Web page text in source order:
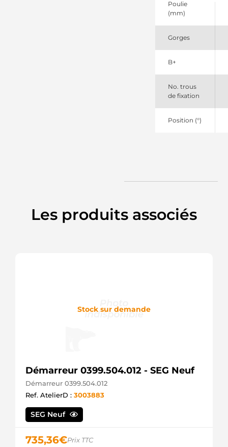
Poulie
(mm)
Gorges
B+
No. trous
de fixation
Position (°)
Les produits associés
Stock sur demande
Démarreur 0399.504.012 - SEG Neuf
Démarreur 0399.504.012
Ref. AtelierD : 3003883
SEG Neuf
735,36€Prix TTC